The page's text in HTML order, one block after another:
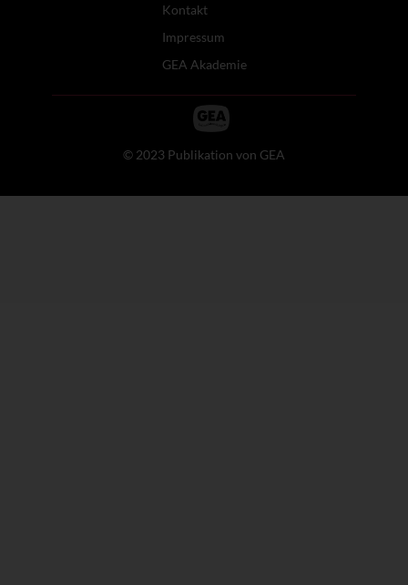
Kontakt
Impressum
GEA Akademie
© 2023 Publikation von GEA